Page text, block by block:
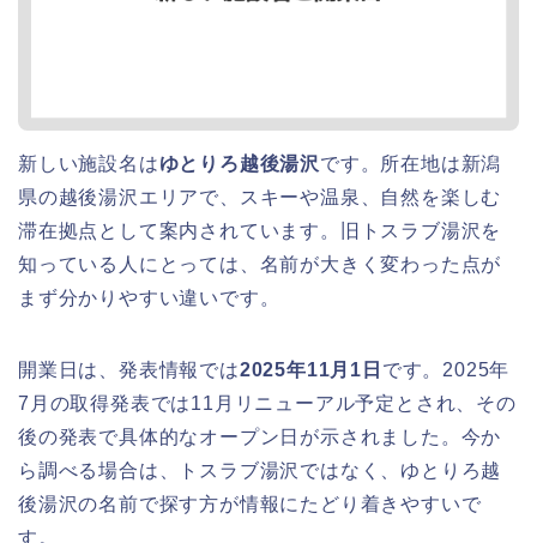
新しい施設名はゆとりろ越後湯沢です。所在地は新潟
県の越後湯沢エリアで、スキーや温泉、自然を楽しむ
滞在拠点として案内されています。旧トスラブ湯沢を
知っている人にとっては、名前が大きく変わった点が
まず分かりやすい違いです。
開業日は、発表情報では2025年11月1日 です。2025年
7月の取得発表では11月リニューアル予定とされ、その
後の発表で具体的なオープン日が示されました。今か
ら調べる場合は、トスラブ湯沢ではなく、ゆとりろ越
後湯沢の名前で探す方が情報にたどり着きやすいで
す。